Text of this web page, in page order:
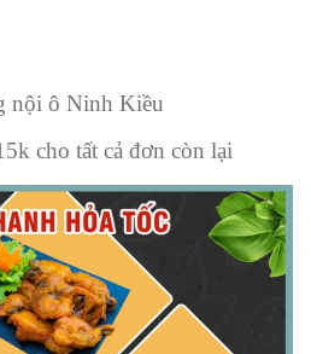
nội ô Ninh Kiều
cho tất cả đơn còn lại